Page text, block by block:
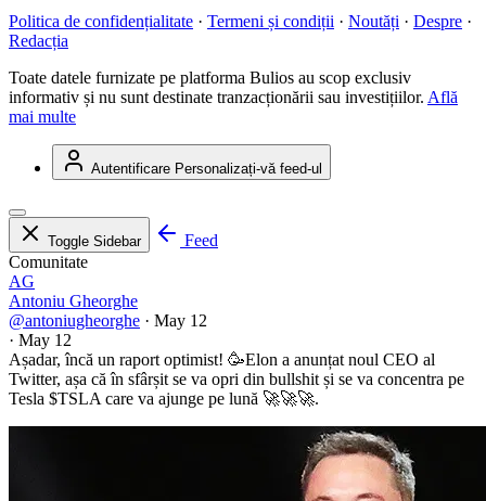
Politica de confidențialitate · Termeni și condiții · Noutăți · Despre ·
Redacția
Toate datele furnizate pe platforma Bulios au scop exclusiv
informativ și nu sunt destinate tranzacționării sau investițiilor. Află
mai multe
Autentificare Personalizați-vă feed-ul
Toggle Sidebar
Feed
Comunitate
AG
Antoniu Gheorghe
@antoniugheorghe · May 12
· May 12
Așadar, încă un raport optimist! 🥳Elon a anunțat noul CEO al
Twitter, așa că în sfârșit se va opri din bullshit și se va concentra pe
Tesla $TSLA care va ajunge pe lună 🚀🚀🚀.